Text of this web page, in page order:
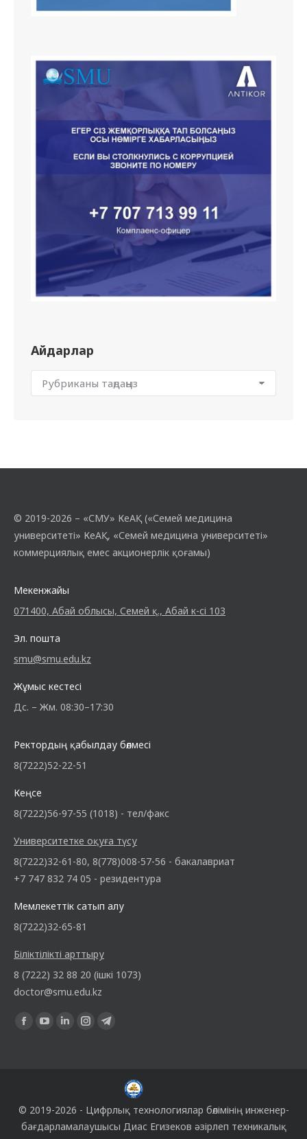
Айдарлар
© 2019-2026 – «СМУ» КеАҚ («Семей медицина
университеті» КеАҚ, «Семей медицина университеті»
коммерциялық емес акционерлік қоғамы)
Мекенжайы
071400, Абай облысы, Семей қ., Абай к-сі 103
Эл. пошта
smu@smu.edu.kz
Жұмыс кестесі
Дс. – Жм. 08:30–17:30
Ректордың қабылдау бөлмесі
8(7222)52-22-51
Кеңсе
8(7222)56-97-55 (1018) - тел/факс
Университетке оқуға түсу
8(7222)32-61-80, 8(778)008-57-56 - бакалавриат
+7 747 832 74 05 - резидентура
Мемлекеттік сатып алу
8(7222)32-65-81
Біліктілікті арттыру
8 (7222) 32 88 20 (ішкі 1073)
doctor@smu.edu.kz
Find us on:
© 2019-2026 - Цифрлық технологиялар бөлімініңинженер-
бағдарламалаушысы Диас Егизеков әзірлеп техникалық